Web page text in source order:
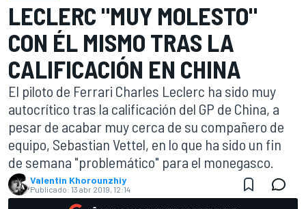
LECLERC "MUY MOLESTO"
CON ÉL MISMO TRAS LA
CALIFICACIÓN EN CHINA
El piloto de Ferrari Charles Leclerc ha sido muy
autocrítico tras la calificación del GP de China, a
pesar de acabar muy cerca de su compañero de
equipo, Sebastian Vettel, en lo que ha sido un fin
de semana "problemático" para el monegasco.
Valentin Khorounzhiy
Publicado: 13 abr 2019, 12:14